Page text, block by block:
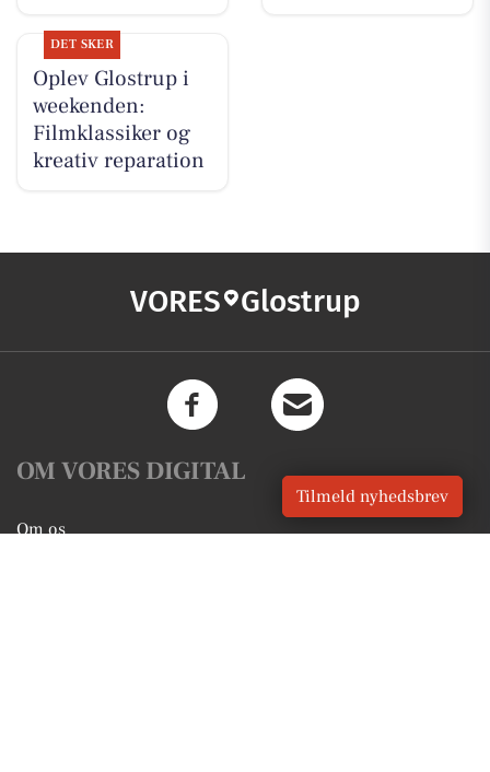
DET SKER
Oplev Glostrup i
weekenden:
Filmklassiker og
kreativ reparation
VORES Glostrup
OM VORES DIGITAL
Om os
Tilmeld nyhedsbrev